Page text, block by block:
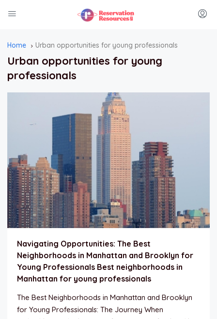
Home Urban opportunities for young professionals
Urban opportunities for young
professionals
Navigating Opportunities: The Best
Neighborhoods in Manhattan and Brooklyn for
Young Professionals Best neighborhoods in
Manhattan for young professionals
The Best Neighborhoods in Manhattan and Brooklyn
for Young Professionals: The Journey When